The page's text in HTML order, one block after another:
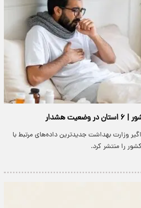
وزارت بهداشت جدیدترین داده‌های مرتبط با
را منتشر کرد.